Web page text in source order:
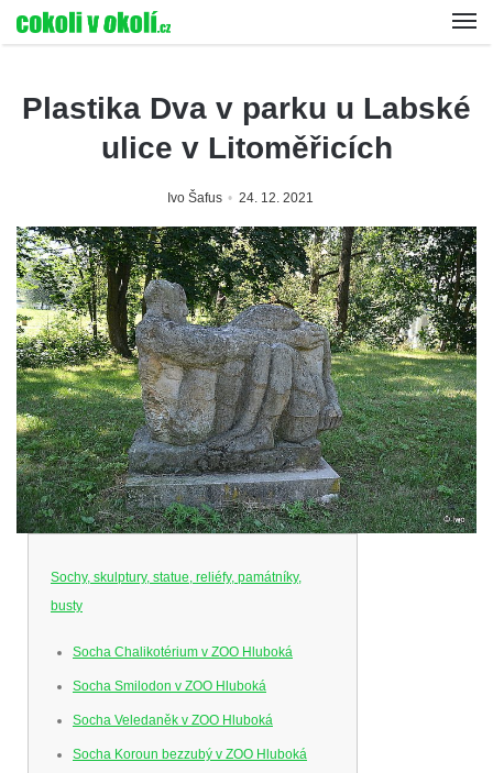
Plastika Dva v parku u Labské
ulice v Litoměřicích
Ivo Šafus 24. 12. 2021
Sochy, skulptury, statue, reliéfy, památníky,
busty
Socha Chalikotérium v ZOO Hluboká
Socha Smilodon v ZOO Hluboká
Socha Veledaněk v ZOO Hluboká
Socha Koroun bezzubý v ZOO Hluboká